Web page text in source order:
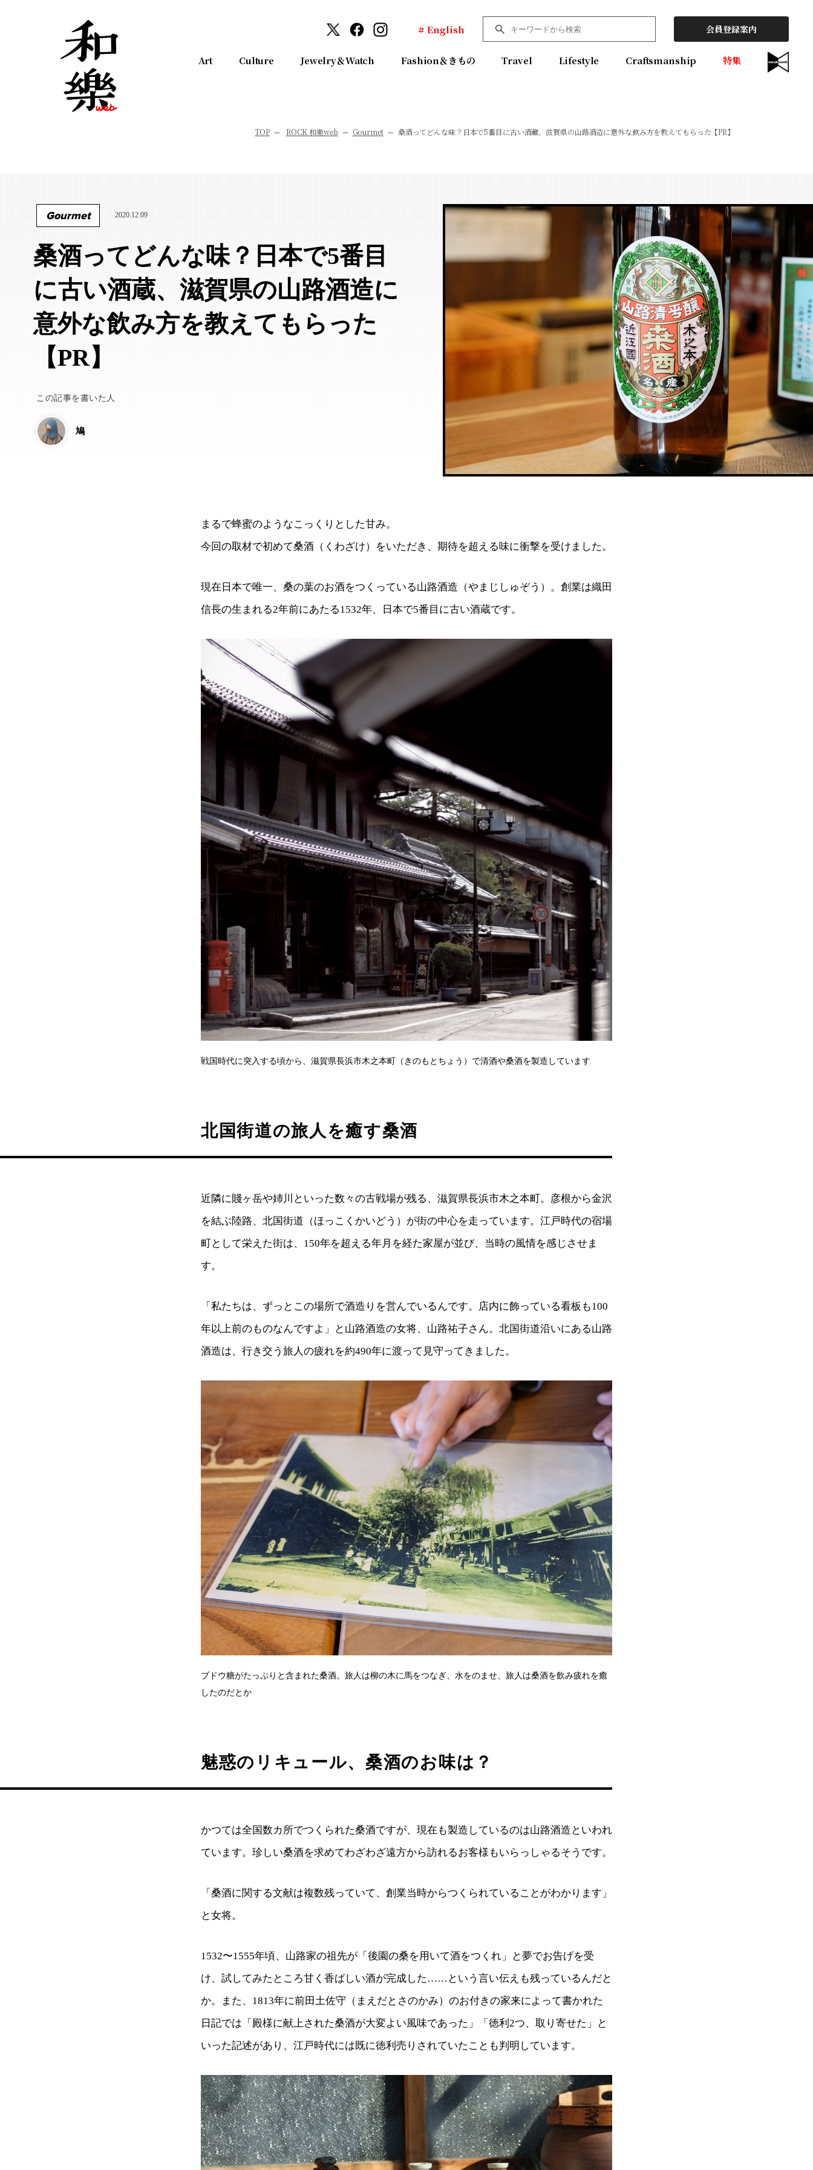
# English 会員登録案内
Art Culture Jewelry＆Watch Fashion＆きもの Travel Lifestyle Craftsmanship 特集
TOP ROCK 和樂web Gourmet 桑酒ってどんな味？日本で5番目に古い酒蔵、滋賀県の山路酒造に意外な飲み方を教えてもらった【PR】
Gourmet 2020.12.09
桑酒ってどんな味？日本で5番目
に古い酒蔵、滋賀県の山路酒造に
意外な飲み方を教えてもらった
【PR】
この記事を書いた人
鳩
まるで蜂蜜のようなこっくりとした甘み。
今回の取材で初めて桑酒（くわざけ）をいただき、期待を超える味に衝撃を受けました。
現在日本で唯一、桑の葉のお酒をつくっている山路酒造（やまじしゅぞう）。創業は織田
信長の生まれる2年前にあたる1532年、日本で5番目に古い酒蔵です。
戦国時代に突入する頃から、滋賀県長浜市木之本町（きのもとちょう）で清酒や桑酒を製造しています
北国街道の旅人を癒す桑酒
近隣に賤ヶ岳や姉川といった数々の古戦場が残る、滋賀県長浜市木之本町。彦根から金沢
を結ぶ陸路、北国街道（ほっこくかいどう）が街の中心を走っています。江戸時代の宿場
町として栄えた街は、150年を超える年月を経た家屋が並び、当時の風情を感じさせま
す。
「私たちは、ずっとこの場所で酒造りを営んでいるんです。店内に飾っている看板も100
年以上前のものなんですよ」と山路酒造の女将、山路祐子さん。北国街道沿いにある山路
酒造は、行き交う旅人の疲れを約490年に渡って見守ってきました。
ブドウ糖がたっぷりと含まれた桑酒。旅人は柳の木に馬をつなぎ、水をのませ、旅人は桑酒を飲み疲れを癒
したのだとか
魅惑のリキュール、桑酒のお味は？
かつては全国数カ所でつくられた桑酒ですが、現在も製造しているのは山路酒造といわれ
ています。珍しい桑酒を求めてわざわざ遠方から訪れるお客様もいらっしゃるそうです。
「桑酒に関する文献は複数残っていて、創業当時からつくられていることがわかります」
と女将。
1532〜1555年頃、山路家の祖先が「後園の桑を用いて酒をつくれ」と夢でお告げを受
け、試してみたところ甘く香ばしい酒が完成した……という言い伝えも残っているんだと
か。また、1813年に前田土佐守（まえだとさのかみ）のお付きの家来によって書かれた
日記では「殿様に献上された桑酒が大変よい風味であった」「徳利2つ、取り寄せた」と
いった記述があり、江戸時代には既に徳利売りされていたことも判明しています。